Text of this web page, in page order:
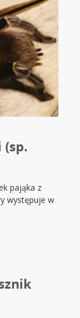
pająka z
występuje w